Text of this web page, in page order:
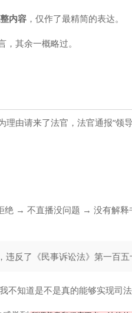
内容 ，仅作了最精简的表达。
，其余一概略过。
由请来了法官，法官通报“领
绝 → 不直播没问题 → 没有解释
反了《民事诉讼法》第一百五
知道是不是真的能够实现司法